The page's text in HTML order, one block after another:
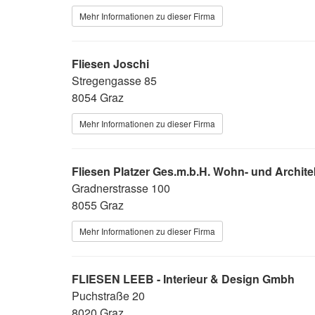
Mehr Informationen zu dieser Firma
Fliesen Joschi
Stregengasse 85
8054 Graz
Mehr Informationen zu dieser Firma
Fliesen Platzer Ges.m.b.H. Wohn- und
Gradnerstrasse 100
8055 Graz
Mehr Informationen zu dieser Firma
FLIESEN LEEB - Interieur & Design Gmbh
Puchstraße 20